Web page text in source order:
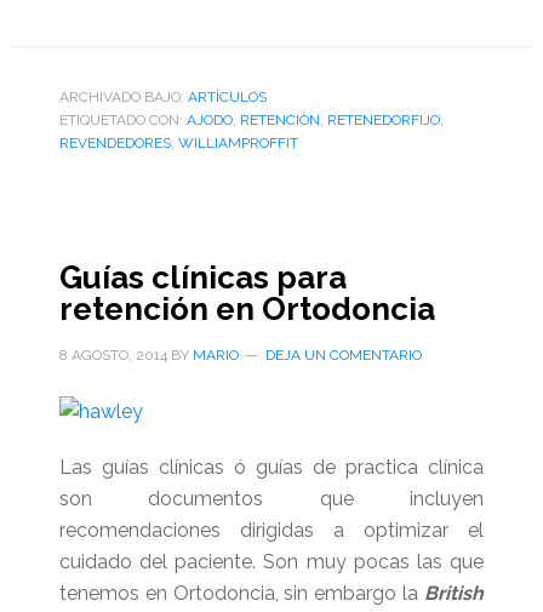
ARCHIVADO BAJO: ARTÌCULOS
ETIQUETADO CON: AJODO, RETENCIÒN, RETENEDORFIJO,
REVENDEDORES, WILLIAMPROFFIT
Guías clínicas para
retención en Ortodoncia
8 AGOSTO, 2014BY MARIO DEJA UN COMENTARIO
Las guías clínicas ó guías de practica clínica
son documentos que incluyen
recomendaciones dirigidas a optimizar el
cuidado del paciente. Son muy pocas las que
tenemos en Ortodoncia, sin embargo la British